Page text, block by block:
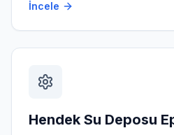
İncele
Hendek Su Deposu